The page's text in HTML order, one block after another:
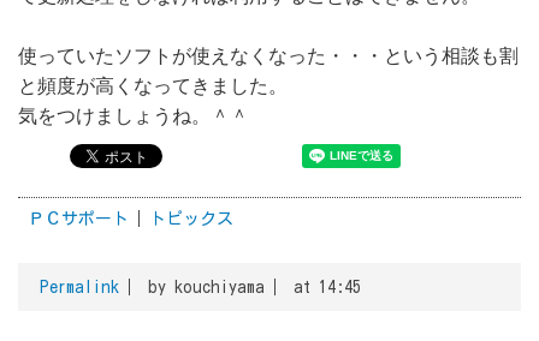
使っていたソフトが使えなくなった・・・という相談も割
と頻度が高くなってきました。
気をつけましょうね。＾＾
ＰＣサポート トピックス
Permalink by kouchiyama at 14:45